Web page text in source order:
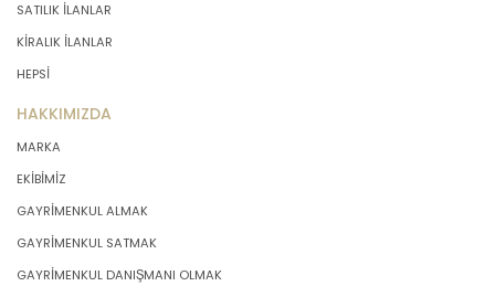
SATILIK İLANLAR
KİRALIK İLANLAR
HEPSİ
HAKKIMIZDA
MARKA
EKİBİMİZ
GAYRİMENKUL ALMAK
GAYRİMENKUL SATMAK
GAYRİMENKUL DANIŞMANI OLMAK